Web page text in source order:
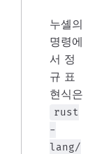
누셸의
명령에
서 정
규 표
현식은
rust
-
lang/